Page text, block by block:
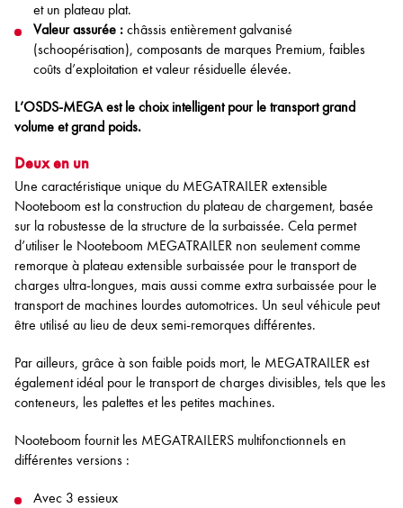
et un plateau plat.
Valeur assurée :châssis entièrement galvanisé
(schoopérisation), composants de marques Premium, faibles
coûts d’exploitation et valeur résiduelle élevée.
L’OSDS-MEGA est le choix intelligent pour le transport grand
volume et grand poids.
Deux en un
Une caractéristique unique du MEGATRAILER extensible
Nooteboom est la construction du plateau de chargement, basée
sur la robustesse de la structure de la surbaissée. Cela permet
d’utiliser le Nooteboom MEGATRAILER non seulement comme
remorque à plateau extensible surbaissée pour le transport de
charges ultra-longues, mais aussi comme extra surbaissée pour le
transport de machines lourdes automotrices. Un seul véhicule peut
être utilisé au lieu de deux semi-remorques différentes.
Par ailleurs, grâce à son faible poids mort, le MEGATRAILER est
également idéal pour le transport de charges divisibles, tels que les
conteneurs, les palettes et les petites machines.
Nooteboom fournit les MEGATRAILERS multifonctionnels en
différentes versions :
Avec 3 essieux